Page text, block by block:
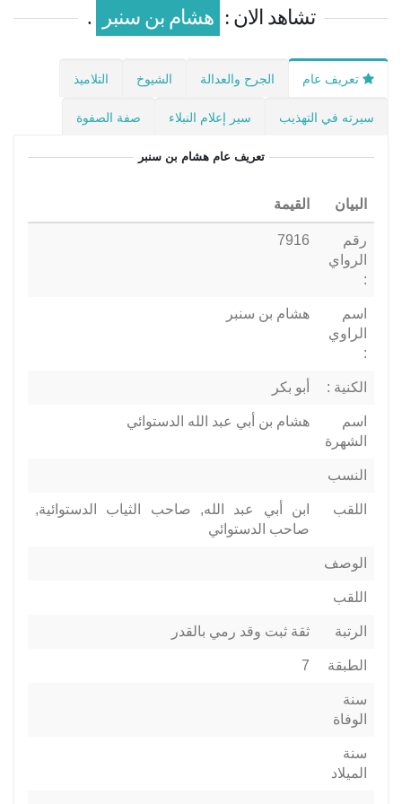
تشاهد الان : هشام بن سنبر .
تعريف عام الجرح والعدالة الشيوخ التلاميذ
سيرته في التهذيب سير إعلام النبلاء صفة الصفوة
تعريف عامهشام بن سنبر
البيان القيمة
رقم
الرواي
:
7916
اسم
الراوي
:
هشام بن سنبر
الكنية : أبو بكر
اسم
الشهرة
هشام بن أبي عبد الله الدستوائي
النسب
اللقب
ابن أبي عبد الله, صاحب الثياب الدستوائية,
صاحب الدستوائي
الوصف
اللقب
الرتبة ثقة ثبت وقد رمي بالقدر
الطبقة 7
سنة
الوفاة
سنة
الميلاد